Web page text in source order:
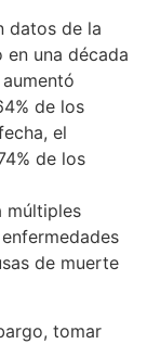
datos de la
en una década
de los
el
de los
múltiples
de muerte
tomar